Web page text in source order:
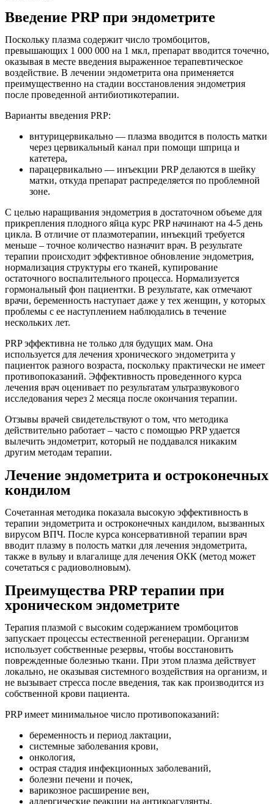
Введение PRP при эндометрите
Поскольку плазма содержит число тромбоцитов,
превышающих 1 000 000 на 1 мкл, препарат вводится точечно,
оказывая в месте введения выраженное терапевтическое
воздействие. В лечении эндометрита она применяется
преимущественно на стадии восстановления эндометрия
после проведенной антибиотикотерапии.
Варианты введения PRP:
внтурицервикально — плазма вводится в полость матки
через цервикальный канал при помощи шприца и
катетера,
парацервикально — инъекции PRP делаются в шейку
матки, откуда препарат распределяется по проблемной
зоне.
С целью наращивания эндометрия в достаточном объеме для
прикрепления плодного яйца курс PRP начинают на 4-5 день
цикла. В отличие от плазмотерапии, инъекций требуется
меньше – точное количество назначит врач. В результате
терапии происходит эффективное обновление эндометрия,
нормализация структуры его тканей, купирование
остаточного воспалительного процесса. Нормализуется
гормональный фон пациентки. В результате, как отмечают
врачи, беременность наступает даже у тех женщин, у которых
проблемы с ее наступлением наблюдались в течение
нескольких лет.
PRP эффективна не только для будущих мам. Она
используется для лечения хронического эндометрита у
пациенток разного возраста, поскольку практически не имеет
противопоказаний. Эффективность проведенного курса
лечения врач оценивает по результатам ультразвукового
исследования через 2 месяца после окончания терапии.
Отзывы врачей свидетельствуют о том, что методика
действительно работает – часто с помощью PRP удается
вылечить эндометрит, который не поддавался никаким
другим методам терапии.
Лечение эндометрита и остроконечных
кондилом
Сочетанная методика показала высокую эффективность в
терапии эндометрита и остроконечных кандилом, вызванных
вирусом ВПЧ. После курса консервативной терапии врач
вводит плазму в полость матки для лечения эндометрита,
также в вульву и влагалище для лечения ОКК (метод может
сочетаться с радиоволновым).
Преимущества PRP терапии при
хроническом эндометрите
Терапия плазмой с высоким содержанием тромбоцитов
запускает процессы естественной регенерации. Организм
использует собственные резервы, чтобы восстановить
поврежденные болезнью ткани. При этом плазма действует
локально, не оказывая системного воздействия на организм, и
не вызывает стресса после введения, так как производится из
собственной крови пациента.
PRP имеет минимальное число противопоказаний:
беременность и период лактации,
системные заболевания крови,
онкология,
острая стадия инфекционных заболеваний,
болезни печени и почек,
варикозное расширение вен,
аллергические реакции на антикоагулянты.